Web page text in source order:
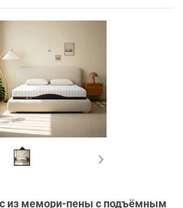
из мемори-пены с подъёмным